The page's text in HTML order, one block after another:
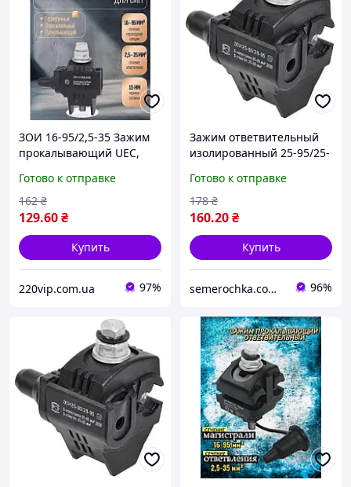
ЗОИ 16-95/2,5-35 Зажим
прокалывающий UEC,
ответвительный
изолирующий УЕК
(Премиум качество)
Готово к отправке
129.60₴
162 ₴
Купить
220vip.com.ua 97%
Зажим ответвительный
изолированный 25-95/25-
прокол прокалывающий
УЕК
Готово к отправке
160.20₴
178 ₴
Купить
semerochka.com.ua 96%